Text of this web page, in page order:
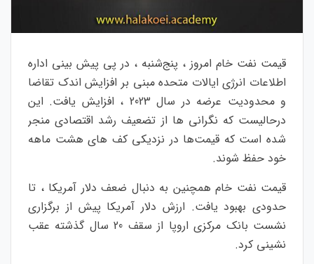
قیمت نفت خام امروز ، پنج‌شنبه ، در پی پیش بینی اداره
اطلاعات انرژی ایالات متحده مبنی بر افزایش اندک تقاضا
و محدودیت عرضه در سال 2023 ، افزایش یافت. این
درحالیست که نگرانی ها از تضعیف رشد اقتصادی منجر
شده است که قیمت‌ها در نزدیکی کف های هشت ماهه
خود حفظ شوند.
قیمت نفت خام همچنین به دنبال ضعف دلار آمریکا ، تا
حدودی بهبود یافت. ارزش دلار آمریکا پیش از برگزاری
نشست بانک مرکزی اروپا از سقف 20 سال گذشته عقب
نشینی کرد.